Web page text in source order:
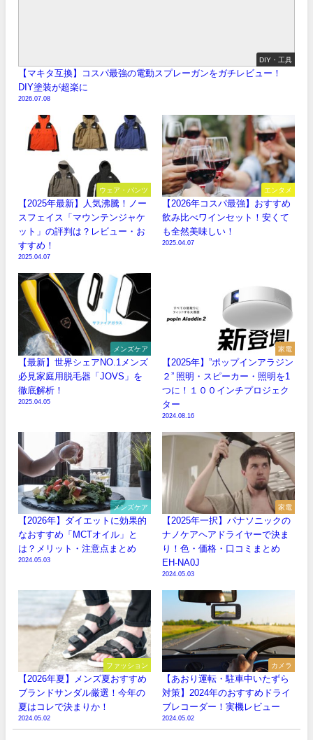
DIY・工具
【マキタ互換】コスパ最強の電動スプレーガンをガチレビュー！
DIY塗装が超楽に
2026.07.08
ウェア・パンツ
【2025年最新】人気沸騰！ノー
スフェイス「マウンテンジャケ
ット」の評判は？レビュー・お
すすめ！
2025.04.07
エンタメ
【2026年コスパ最強】おすすめ
飲み比べワインセット！安くて
も全然美味しい！
2025.04.07
メンズケア
【最新】世界シェアNO.1メンズ
必見家庭用脱毛器「JOVS」を
徹底解析！
2025.04.05
家電
【2025年】”ポップインアラジン
２” 照明・スピーカー・照明を1
つに！１００インチプロジェク
ター
2024.08.16
メンズケア
【2026年】ダイエットに効果的
なおすすめ「MCTオイル」と
は？メリット・注意点まとめ
2024.05.03
家電
【2025年一択】パナソニックの
ナノケアヘアドライヤーで決ま
り！色・価格・口コミまとめ
EH-NA0J
2024.05.03
ファッション
【2026年夏】メンズ夏おすすめ
ブランドサンダル厳選！今年の
夏はコレで決まりか！
2024.05.02
カメラ
【あおり運転・駐車中いたずら
対策】2024年のおすすめドライ
ブレコーダー！実機レビュー
2024.05.02